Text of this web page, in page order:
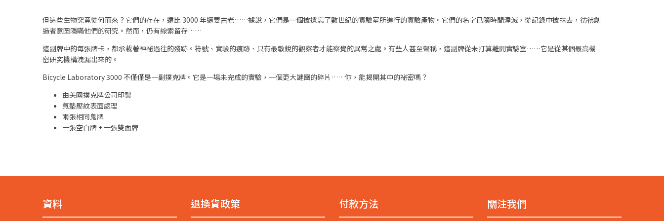
但這些生物究竟從何而來？它們的存在，遠比 3000 年還要古老……據說，它們是一個被遺忘了數世紀的實驗室所進行的實驗產物。它們的名字已隨時間湮滅，從記錄中被抹去，彷彿創
造者意圖隱瞞他們的研究。然而，仍有線索留存……
這副牌中的每張牌卡，都承載著神祕過往的殘跡。符號、實驗的痕跡、只有最敏銳的觀察者才能察覺的異常之處。有些人甚至聲稱，這副牌從未打算離開實驗室……它是從某個最高機
密研究機構洩漏出來的。
Bicycle Laboratory 3000 不僅僅是一副撲克牌。它是一場未完成的實驗，一個更大謎團的碎片……你，能揭開其中的祕密嗎？
由美國撲克牌公司印製
氣墊壓紋表面處理
兩張相同鬼牌
一張空白牌 + 一張雙面牌
資料 退換貨政策 付款方法 關注我們